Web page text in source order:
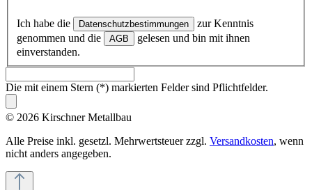
Ich habe die Datenschutzbestimmungen
zur Kenntnis
genommen und die
AGB
gelesen und bin mit ihnen
einverstanden.
Die mit einem Stern (*) markierten Felder sind Pflichtfelder.
© 2026 Kirschner Metallbau
Alle Preise inkl. gesetzl. Mehrwertsteuer zzgl. Versandkosten, wenn
nicht anders angegeben.